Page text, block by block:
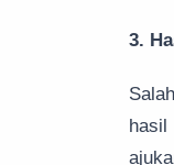
3.
hasil